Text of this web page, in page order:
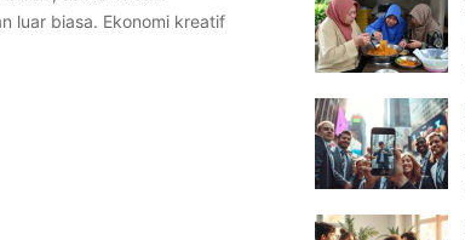
luar biasa. Ekonomi kreatif